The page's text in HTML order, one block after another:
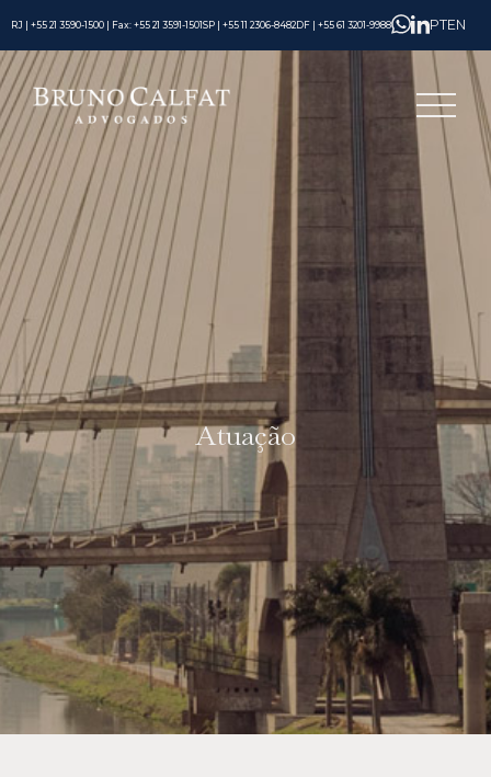
RJ | +55 21 3590-1500 | Fax: +55 21 3591-1501SP | +55 11 2306-8482 DF | +55 61 3201-9988 PTEN
Atuação